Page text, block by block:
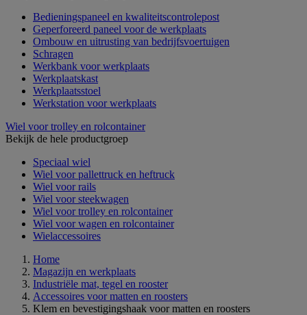
Bedieningspaneel en kwaliteitscontrolepost
Geperforeerd paneel voor de werkplaats
Ombouw en uitrusting van bedrijfsvoertuigen
Schragen
Werkbank voor werkplaats
Werkplaatskast
Werkplaatsstoel
Werkstation voor werkplaats
Wiel voor trolley en rolcontainer
Bekijk de hele productgroep
Speciaal wiel
Wiel voor pallettruck en heftruck
Wiel voor rails
Wiel voor steekwagen
Wiel voor trolley en rolcontainer
Wiel voor wagen en rolcontainer
Wielaccessoires
Home
Magazijn en werkplaats
Industriële mat, tegel en rooster
Accessoires voor matten en roosters
Klem en bevestigingshaak voor matten en roosters